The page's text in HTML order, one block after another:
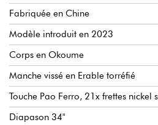
Fabriquée en Chine
Modèle introduit en 2023
Corps en Okoume
Manche vissé en Erable torréfié
Touche Pao Ferro, 21x frettes nickel
Diapason 34"